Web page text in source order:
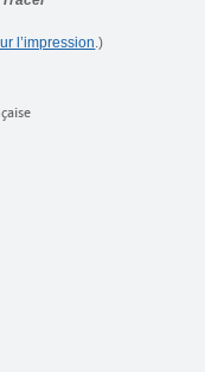
l’impression .)